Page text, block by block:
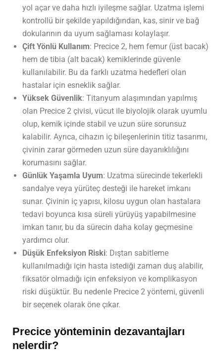
yol açar ve daha hızlı iyileşme sağlar. Uzatma işlemi
kontrollü bir şekilde yapıldığından, kas, sinir ve bağ
dokularının da uyum sağlaması kolaylaşır.
Çift Yönlü Kullanım: Precice 2, hem femur (üst bacak)
hem de tibia (alt bacak) kemiklerinde güvenle
kullanılabilir. Bu da farklı uzatma hedefleri olan
hastalar için esneklik sağlar.
Yüksek Güvenlik: Titanyum alaşımından yapılmış
olan Precice 2 çivisi, vücut ile biyolojik olarak uyumlu
olup, kemik içinde stabil ve uzun süre sorunsuz
kalabilir. Ayrıca, cihazın iç bileşenlerinin titiz tasarımı,
çivinin zarar görmeden uzun süre dayanıklılığını
korumasını sağlar.
Günlük Yaşamla Uyum: Uzatma sürecinde tekerlekli
sandalye veya yürüteç desteği ile hareket imkanı
sunar. Çivinin iç yapısı, kilosu uygun olan hastalara
tedavi boyunca kısa süreli yürüyüş yapabilmesine
imkan tanır, bu da sürecin daha kolay geçmesine
yardımcı olur.
Düşük Enfeksiyon Riski: Dıştan sabitleme
kullanılmadığı için hasta istediği zaman duş alabilir,
fiksatör olmadığı için enfeksiyon ve komplikasyon
riski düşüktür. Bu nedenle Precice 2 yöntemi, güvenli
bir seçenek olarak öne çıkar.
Precice yönteminin dezavantajları
nelerdir?